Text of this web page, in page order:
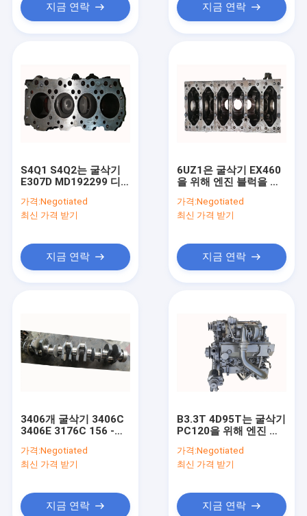
우리에 대하여
인용문을 요구하세요
지금 연락 지금 연락
S4Q1 S4Q2는 굴삭기
E307D MD192299 디
진 블럭을 사용했습니다
가격:Negotiated
최신 가격 받기
지금 연락
6UZ1은 굴삭기 EX460
을 위해 엔진 블럭을 사
8981415390 898141 -
디젤을 5390명
가격:Negotiated
최신 가격 받기
지금 연락
3406개 굴삭기 3406C
3406E 3176C 156 -
크축
가격:Negotiated
최신 가격 받기
지금 연락
B3.3T 4D95T는 굴삭기
PC120을 위해 엔진 어
- 5 JCM908D
가격:Negotiated
최신 가격 받기
지금 연락